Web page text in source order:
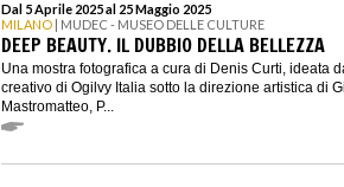
Dal 5 Aprile 2025 al 25 Maggio 2025
MILANO | MUDEC - MUSEO DELLE CULTURE
DEEP BEAUTY. IL DUBBIO DELLA BELLEZZA
Una mostra fotografica a cura di Denis Curti, ideata
creativo di Ogilvy Italia sotto la direzione artistica di
Mastromatteo, P...